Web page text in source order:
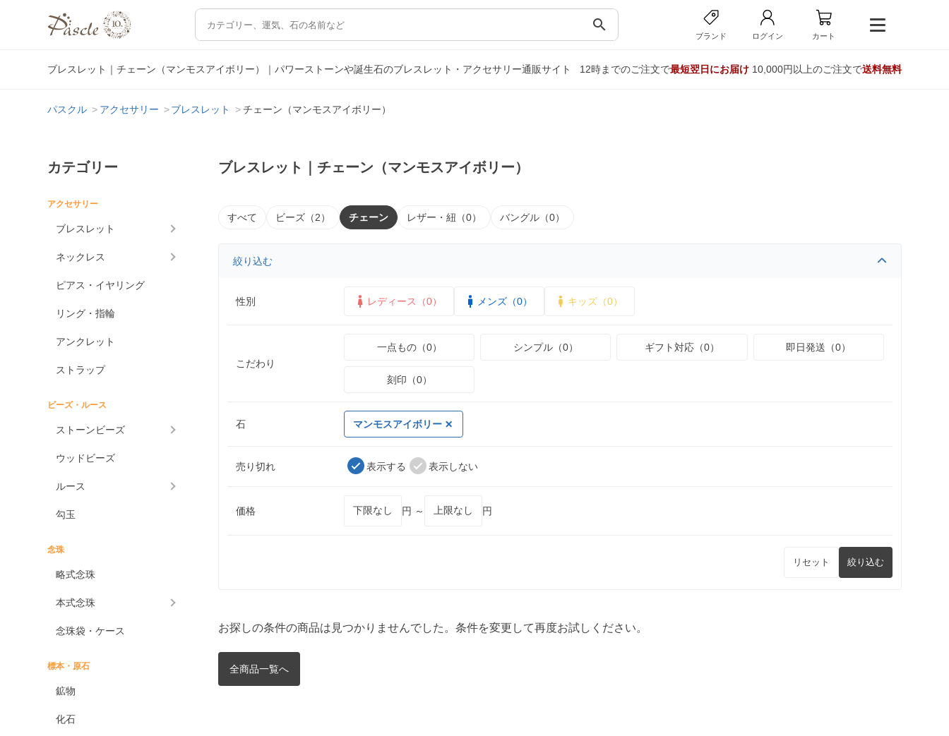
search
ブランド ログイン カート
ブレスレット｜チェーン（マンモスアイボリー）｜パワーストーンや誕生石のブレスレット・アクセサリー通販サイト 12時までのご注文で最短翌日にお届け10,000円以上のご注文で送料無料
パスクル アクセサリー ブレスレット チェーン（マンモスアイボリー）
カテゴリー
アクセサリー
ブレスレット
ネックレス
ピアス・イヤリング
リング・指輪
アンクレット
ストラップ
ビーズ・ルース
ストーンビーズ
ウッドビーズ
ルース
勾玉
念珠
略式念珠
本式念珠
念珠袋・ケース
標本・原石
鉱物
化石
ブレスレット｜チェーン（マンモスアイボリー）
すべて ビーズ（2） チェーン レザー・紐（0） バングル（0）
絞り込む
性別 レディース（0） メンズ（0） キッズ（0）
こだわり
一点もの（0） シンプル（0） ギフト対応（0） 即日発送（0）
刻印（0）
石 マンモスアイボリー
売り切れ 表示する 表示しない
価格 円 ～ 円
リセット 絞り込む
お探しの条件の商品は見つかりませんでした。条件を変更して再度お試しください。
全商品一覧へ